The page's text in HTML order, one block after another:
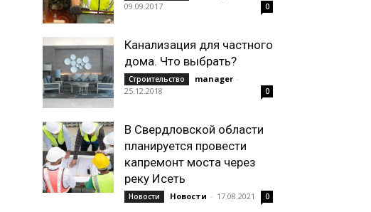
09.09.2017
0
Канализация для частного
дома. Что выбрать?
Строительство manager -
25.12.2018
0
В Свердловской области
планируется провести
капремонт моста через
реку Исеть
Новости Новости - 17.08.2021 0